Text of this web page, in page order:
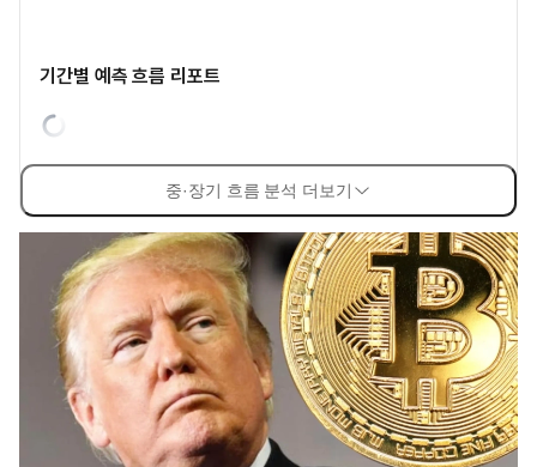
기간별 예측 흐름 리포트
중·장기 흐름 분석 더보기